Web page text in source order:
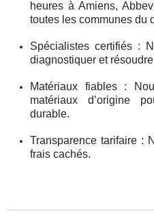
heures à Amiens,
toutes les communes du
Spécialistes certifiés :
diagnostiquer et
Matériaux fiables :
matériaux d’origine
durable.
Transparence tarifaire :
frais cachés.